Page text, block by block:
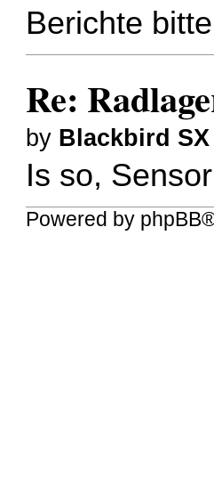
Berichte
Re:
by Blackbird SX
Is so,
Powered by phpBB